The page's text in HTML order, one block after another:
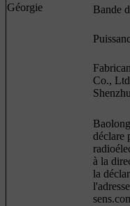
Géorgie Bande
Co.,
déclare
à la
la